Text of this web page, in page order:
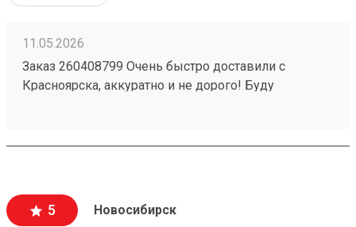
11.05.2026
Заказ 260408799 Очень быстро доставили с
Красноярска, аккуратно и не дорого! Буду
5 Новосибирск